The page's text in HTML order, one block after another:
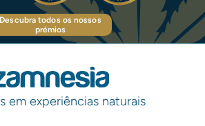
Descubra todos os nossos
prémios
em experiências naturais